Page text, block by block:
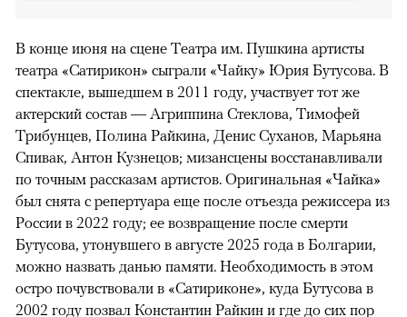
В конце июня на сцене Театра им. Пушкина артисты
театра «Сатирикон» сыграли «Чайку» Юрия Бутусова. В
спектакле, вышедшем в 2011 году, участвует тот же
актерский состав — Агриппина Стеклова, Тимофей
Трибунцев, Полина Райкина, Денис Суханов, Марьяна
Спивак, Антон Кузнецов; мизансцены восстанавливали
по точным рассказам артистов. Оригинальная «Чайка»
был снята с репертуара еще после отъезда режиссера из
России в 2022 году; ее возвращение после смерти
Бутусова, утонувшего в августе 2025 года в Болгарии,
можно назвать данью памяти. Необходимость в этом
остро почувствовали в «Сатириконе», куда Бутусова в
2002 году позвал Константин Райкин и где до сих пор